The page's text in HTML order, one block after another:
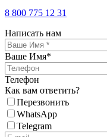
8 800 775 12 31
Написать нам
Ваше Имя*
Телефон
Как вам ответить?
Перезвонить
WhatsApp
Telegram